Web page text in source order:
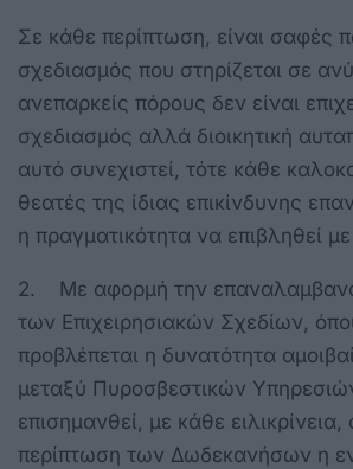
Σε κάθε περίπτωση, είναι σαφές
σχεδιασμός που στηρίζεται σε
ανεπαρκείς πόρους δεν είναι
σχεδιασμός αλλά διοικητική
αυτό συνεχιστεί, τότε κάθε
θεατές της ίδιας επικίνδυνης
η πραγματικότητα να επιβληθεί
2. Με αφορμή την
των Επιχειρησιακών Σχεδίων,
προβλέπεται η δυνατότητα
μεταξύ Πυροσβεστικών
επισημανθεί, με κάθε ειλικρίνεια,
περίπτωση των Δωδεκανήσων η